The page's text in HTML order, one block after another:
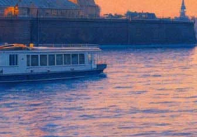
В Публичке развеют
15 февраля 2019, пятница,18.30
Версия для печати